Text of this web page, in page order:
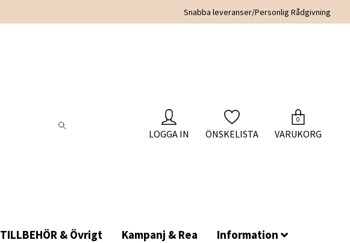
Snabba leveranser/Personlig Rådgivning
LOGGA IN ÖNSKELISTA
0
VARUKORG
TILLBEHÖR & Övrigt Kampanj & Rea Information